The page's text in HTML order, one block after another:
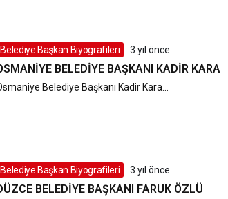
Belediye Başkan Biyografileri 3 yıl önce
BELEDIYE BAŞKANI KADIR KARA
Belediye Başkanı Kadir Kara...
Belediye Başkan Biyografileri 3 yıl önce
BELEDIYE BAŞKANI FARUK ÖZLÜ